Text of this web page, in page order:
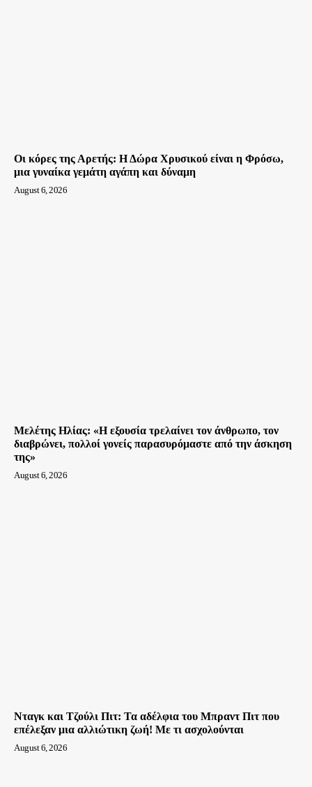
Οι κόρες της Αρετής: Η Δώρα Χρυσικού είναι η Φρόσω,
μια γυναίκα γεμάτη αγάπη και δύναμη
August 6, 2026
Μελέτης Ηλίας: «Η εξουσία τρελαίνει τον άνθρωπο, τον
διαβρώνει, πολλοί γονείς παρασυρόμαστε από την άσκηση
της»
August 6, 2026
Νταγκ και Τζούλι Πιτ: Τα αδέλφια του Μπραντ Πιτ που
επέλεξαν μια αλλιώτικη ζωή! Με τι ασχολούνται
August 6, 2026